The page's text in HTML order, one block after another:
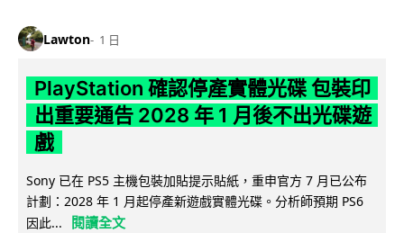
Lawton 1 日
PlayStation 確認停產實體光碟 包裝印
出重要通告 2028 年 1 月後不出光碟遊
戲
Sony 已在 PS5 主機包裝加貼提示貼紙，重申官方 7 月已公布
計劃：2028 年 1 月起停產新遊戲實體光碟。分析師預期 PS6
因此...
閱讀全文